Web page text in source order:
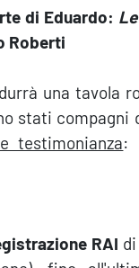
di Eduardo:
Roberti
una tavola
stati compagni
testimonianza:
RAI di